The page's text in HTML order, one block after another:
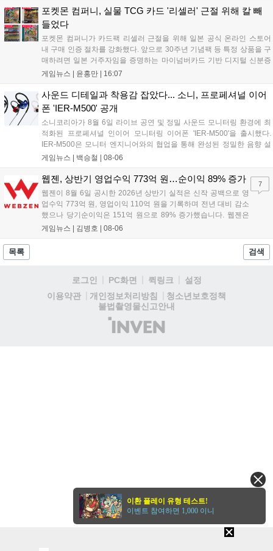
수요는 늘었으나 일반 재료는 현상을 유지하고 있으며, 영웅 등급 장비
와 무기는 서버별로 등락을 보이고 있습니다....
포켓몬 컴퍼니, 실물 TCG 카드 '리셀러' 근절 위해 칼 빼
들었다
포켓몬 컴퍼니가 카드팩 리셀러 근절을 위해 일본 공식 온라인 스토어
내 구매 인증 절차를 강화했다. 앞으로 30주년 기념팩 등 특정 상품을 구
매하려면 일본 거주자임을 증명하는 마이넘버카드 기반 디지털 신분증
이 필수다. 해당 상품들은 온라인 추첨제로만 판매되며, 이번 조치는 과
러한 정책이 시장 물량 안정화에 어떤 영향을 미칠지 업계의 이목이 쏠
리고 있다....
게임뉴스 | 윤홍만 | 16:07
사운드 디테일과 착용감 잡았다... 소니, 프로페셔널 이어
폰 'IER-M500' 공개
소니코리아가 8월 6일 라이브 공연 및 정밀 사운드 모니터링 환경에 최
적화된 프로페셔널 인이어 모니터링 이어폰 'IER-M500'을 출시했다.
IER-M500은 모니터 엔지니어와의 협업을 통해 완성된 정밀한 음향 설
계와 뛰어난 수동 차음 성능을 갖춰, 외부 소음이 많은 환경에서도 디테
피팅 서포터를 적용해 장시간 착용 시에도 안정적이고 편안한 환경을 제
공한다....
게임뉴스 | 백승철 | 08-06
웹젠, 상반기 영업수익 773억 원…순이익 89% 증가
웹젠이 8월 6일 공시한 2026년 상반기 실적은 신작 공백으로 영
업수익 773억 원, 영업이익 110억 원을 기록하며 전년 대비 감소
했으나 당기순이익은 151억 원으로 89% 증가했습니다. 웹젠은
하반기부터 신작 공세를 예고하며 전략게임 '프로젝트 D1'의 정보
또한 '테르비스'는 일본 코미케에 출품하며 해외 시장 공략을 강화
합니다. 김태영 대표는 내년 신작 출시를 위해 하반기 적극적인
게임뉴스 | 김병호 | 08-06
7
목록 검색
로그인 PC화면 퀵링크
설정
이용약관
개인정보처리방침
청소년보호정책
불법촬영물신고안내
(주)
인
이환 플레이 유형 테스트!
이벤트 참여하면 1,000 이니